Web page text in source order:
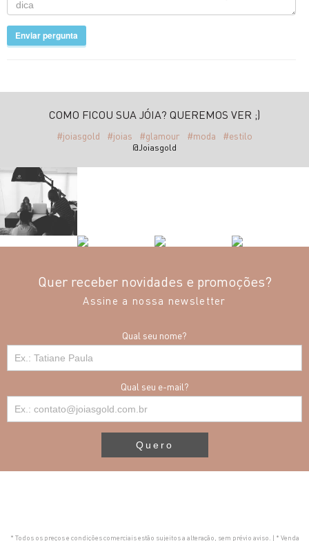
Enviar pergunta
COMO FICOU SUA JÓIA? QUEREMOS VER ;)
#joiasgold #joias #glamour #moda #estilo
@Joiasgold
Quer receber novidades e promoções?
Assine a nossa newsletter
Qual seu nome?
Qual seu e-mail?
Quero
* Todos os preços e condições comerciais estão sujeitos a alteração, sem prévio aviso. | * Venda